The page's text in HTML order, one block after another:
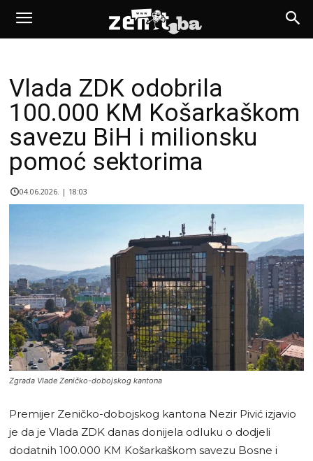
Vlada ZDK odobrila
100.000 KM Košarkaškom
savezu BiH i milionsku
pomoć sektorima
04.06.2026. | 18:03
Zgrada Vlade Zeničko-dobojskog kantona
Premijer Zeničko-dobojskog kantona Nezir Pivić izjavio
je da je Vlada ZDK danas donijela odluku o dodjeli
dodatnih 100.000 KM Košarkaškom savezu Bosne i